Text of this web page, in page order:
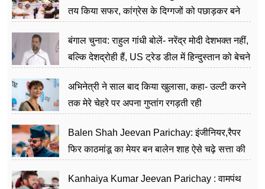
तय किया सफर, कांग्रेस के दिग्गजों को पछाड़कर बने
बंगाल चुनाव: राहुल गांधी बोलें- नरेंद्र मोदी देशभक्त नहीं,
बल्कि देशद्रोही हैं, US ट्रेड डील में हिन्दुस्तान को बेचने
अभिनेत्री ने साल बाद किया खुलासा, कहा- उल्टी करने
तक मेरे चेहरे पर अपना गुप्तांग रगड़ती रही
Balen Shah Jeevan Parichay: इंजीनियर,रैपर
फिर काठमांडू का मेयर बन बालेन शाह ऐसे चढ़े सत्ता की
Kanhaiya Kumar Jeevan Parichay : वामपंथ